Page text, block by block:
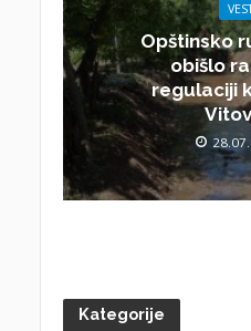
Opštinsko
obišlo
regulaciji
Kategorije